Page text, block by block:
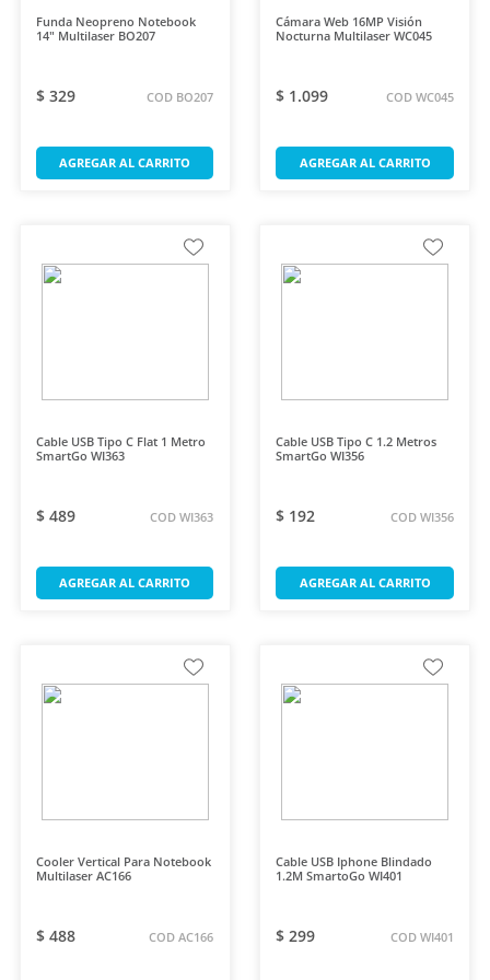
Funda Neopreno Notebook
14" Multilaser BO207
$ 329 COD BO207
AGREGAR AL CARRITO
Cámara Web 16MP Visión
Nocturna Multilaser WC045
$ 1.099 COD WC045
AGREGAR AL CARRITO
Cable USB Tipo C Flat 1 Metro
SmartGo WI363
$ 489 COD WI363
AGREGAR AL CARRITO
Cable USB Tipo C 1.2 Metros
SmartGo WI356
$ 192 COD WI356
AGREGAR AL CARRITO
Cooler Vertical Para Notebook
Multilaser AC166
$ 488 COD AC166
Cable USB Iphone Blindado
1.2M SmartoGo WI401
$ 299 COD WI401